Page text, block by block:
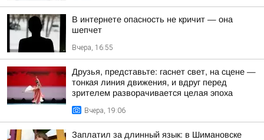
В интернете опасность не кричит — она
шепчет
Вчера, 16:55
Друзья, представьте: гаснет свет, на сцене —
тонкая линия движения, и вдруг перед
зрителем разворачивается целая эпоха
Вчера, 19:06
Заплатил за длинный язык: в Шимановске